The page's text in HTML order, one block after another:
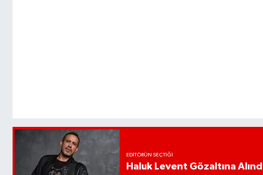
EDITÖRÜN SEÇTIĞI
Haluk Levent Gözaltına